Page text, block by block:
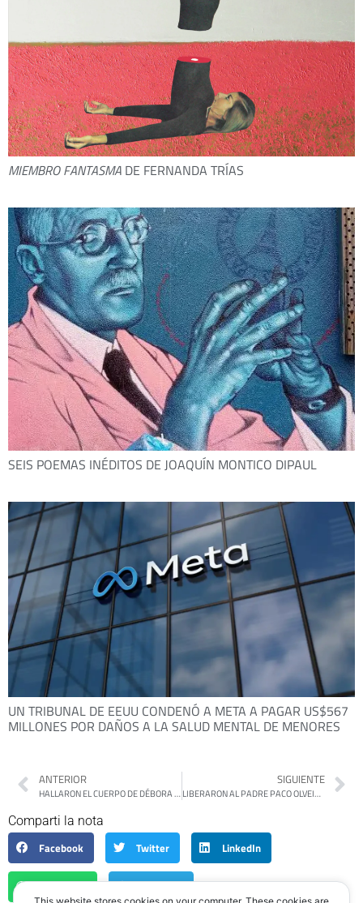
MIEMBRO FANTASMA DE FERNANDA TRÍAS
SEIS POEMAS INÉDITOS DE JOAQUÍN MONTICO DIPAUL
UN TRIBUNAL DE EEUU CONDENÓ A META A PAGAR US$567
MILLONES POR DAÑOS A LA SALUD MENTAL DE MENORES
ANTERIOR
HALLARON EL CUERPO DE DÉBORA BULACIO Y DETUVIERON A SU PAREJA POR FEMICIDIO
SIGUIENTE
LIBERARON AL PADRE PACO OLVEIRA TRAS SU DETENCIÓN EN LA MARCHA DE JUBILADOS: «ESTÁN SACADOS»
Comparti la nota
Facebook
Twitter LinkedIn
WhatsApp Telegram